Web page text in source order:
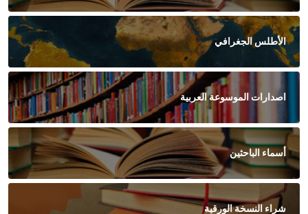
الأطلس الجغرافي
اصدارات الموسوعة العربية
أسماء الباحثين
شراء النسخة الورقية